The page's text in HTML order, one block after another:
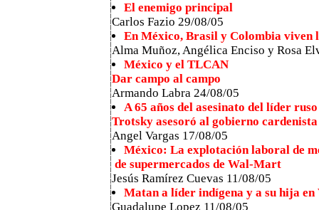
El enemigo principal
Carlos Fazio 29/08/05
En México, Brasil y Colombia viven
Alma Muñoz, Angélica Enciso y Rosa
México y el TLCAN
Dar campo al campo
Armando Labra 24/08/05
A 65 años del asesinato del líder
Trotsky asesoró al gobierno
Angel Vargas 17/08/05
México: La explotación laboral de
de supermercados de Wal-Mart
Jesús Ramírez Cuevas 11/08/05
Matan a líder indígena y a su hija en
Guadalupe Lopez 11/08/05